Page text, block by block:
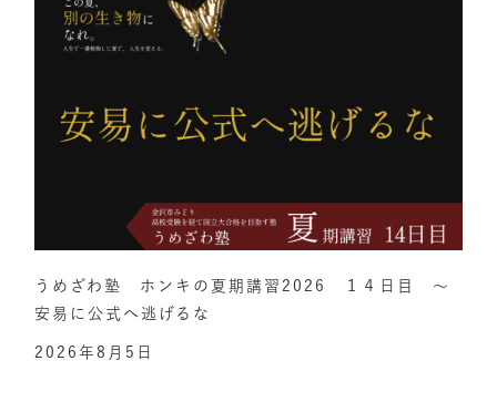
うめざわ塾 ホンキの夏期講習2026 １４日目 ～
安易に公式へ逃げるな
2026年8月5日